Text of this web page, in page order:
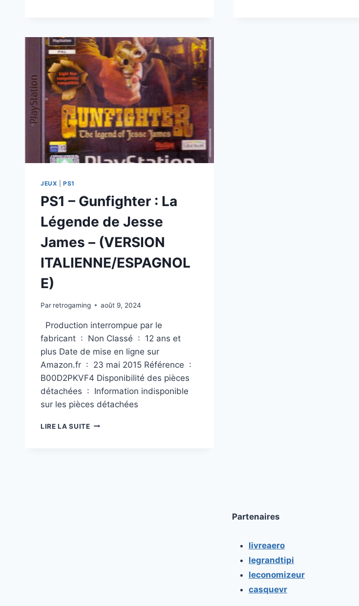
PLAYSTATION
)
(IMPORT
ANGLAIS)
JEUX |PS1
PS1 – Gunfighter : La
Légende de Jesse
James – (VERSION
ITALIENNE/ESPAGNOL
E)
Par retrogaming août 9, 2024
Production interrompue par le
fabricant ‏ : ‎ Non Classé ‏ : ‎ 12 ans et
plus Date de mise en ligne sur
Amazon.fr ‏ : ‎ 23 mai 2015 Référence ‏ : ‎
B00D2PKVF4 Disponibilité des pièces
détachées ‏ : ‎ Information indisponible
sur les pièces détachées
LIRE LA SUITEPS1
Partenaires
livreaero
legrandtipi
leconomizeur
casquevr